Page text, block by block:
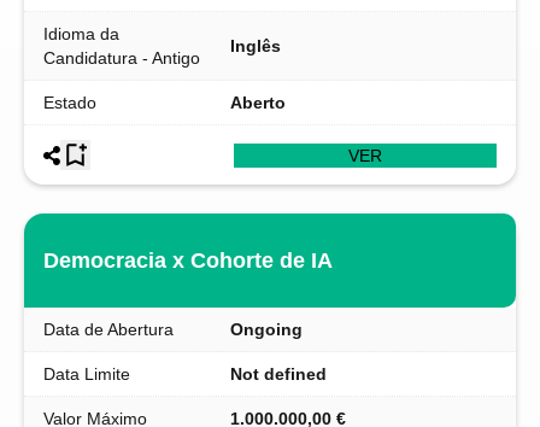
Idioma da
Candidatura - Antigo
Inglês
Estado Aberto
VER
Democracia x Cohorte de IA
Data de Abertura Ongoing
Data Limite Not defined
Valor Máximo 1.000.000,00 €